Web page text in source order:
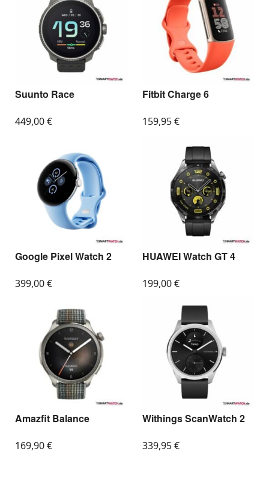
Suunto Race
449,00€
Fitbit Charge 6
159,95€
Google Pixel Watch 2
399,00€
HUAWEI Watch GT 4
199,00€
Amazfit Balance
169,90€
Withings ScanWatch 2
339,95€